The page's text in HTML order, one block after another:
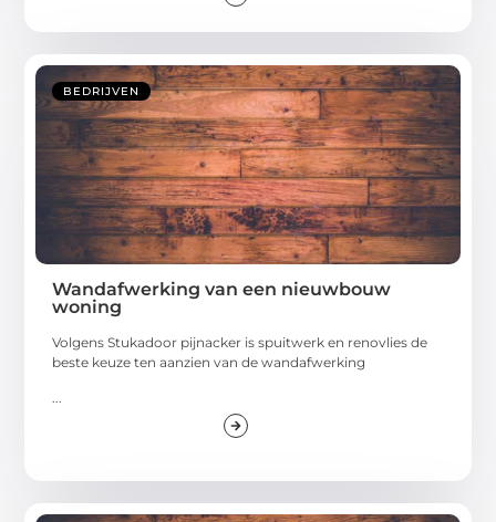
BEDRIJVEN
Wandafwerking van een nieuwbouw
woning
Volgens Stukadoor pijnacker is spuitwerk en renovlies de
beste keuze ten aanzien van de wandafwerking
...